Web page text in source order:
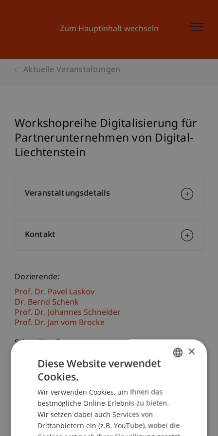
Zum Hauptinhalt wechseln
Aktuelle Veranstaltungen
Workshopreihe Digitalisierung für
Partnerunternehmen von Digital-
Liechtenstein
Dozierende:
Prof. Dr. Pavel Laskov
Dr. Bernd Schenk
Prof. Dr. Johannes Schneider
Prof. Dr. Jan vom Brocke
School/Professur:
Daten- und Anwendungssicherheit
Tauche ein in unsere faszinierende
Workshopreihe zur Digitalisierung, mit der wir die
Zukunft mitgestalten werden! Unsere
interaktiven Sessions führen dich durch die
faszinierende Welt der künstlichen Intelligenz,
Veranstaltungsdetails
Kontakt
×
Diese Website verwendet
Cookies.
Wir verwenden Cookies, um Ihnen das
bestmögliche Online-Erlebnis zu bieten.
Wir setzen dabei auch Services von
Drittanbietern ein (z.B. YouTube), wobei die